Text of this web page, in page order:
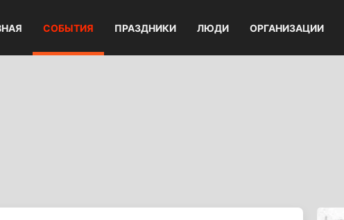
СОБЫТИЯ ПРАЗДНИКИ ЛЮДИ ОРГАНИЗАЦИИ